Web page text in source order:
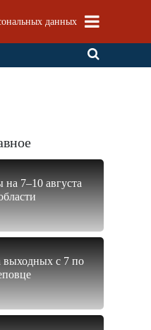
данных
7–10 августа
выходных с 7 по